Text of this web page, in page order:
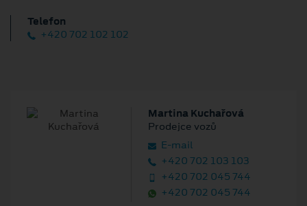
Telefon
+420 702 102 102
Martina Kuchařová
Prodejce vozů
E‑mail
+420 702 103 103
+420 702 045 744
+420 702 045 744